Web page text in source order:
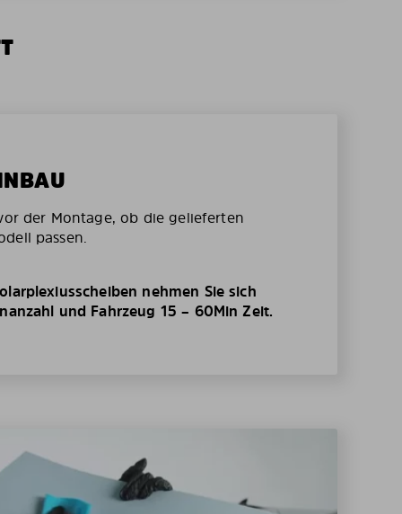
der Montage, ob die gelieferten
passen.
nehmen Sie sich
und Fahrzeug 15 – 60Min Zeit.